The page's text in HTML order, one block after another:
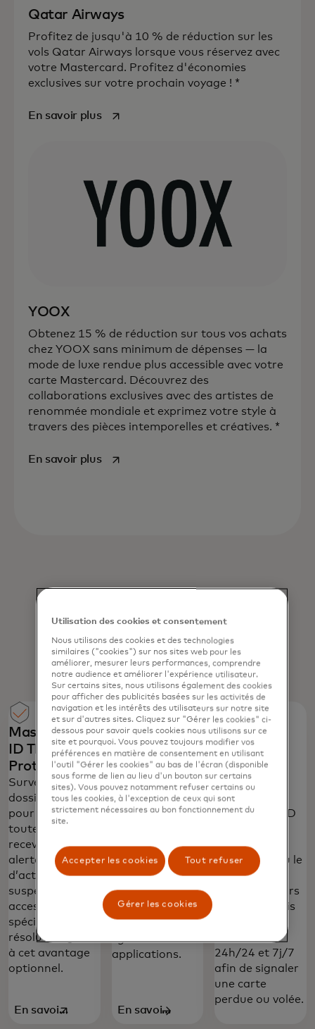
Qatar Airways
Profitez de jusqu'à 10 % de réduction sur les
vols Qatar Airways lorsque vous réservez avec
votre Mastercard. Profitez d'économies
exclusives sur votre prochain voyage ! *
En savoir pluss’ouvre dans un nouvel onglet
YOOX
Obtenez 15 % de réduction sur tous vos achats
chez YOOX sans minimum de dépenses — la
mode de luxe rendue plus accessible avec votre
carte Mastercard. Découvrez des
collaborations exclusives avec des artistes de
renommée mondiale et exprimez votre style à
travers des pièces intemporelles et créatives. *
En savoir pluss’ouvre dans un nouvel onglet
Mastercard
ID Theft
Protection
Surveillez votre
dossier de crédit
pour détecter
toute fraude,
recevez des
alertes en cas
d’activité
suspecte et
access à un
spécialiste en
résolution grâce
à cet avantage
optionnel.
En savoir
Protection où
que vous
fassiez vos
achats
Avec la
protection Zéro
de Mastercard,
vous êtes
protégé contre
les transactions
non autorisées
en magasin, en
ligne et dans les
applications.
En savoir
Services
d'urgence
mondiaux
Appelez le 1-
800-
MASTERCARD
8372) aux
États-Unis ou le
+1-636-722-
7111 en dehors
des États-Unis
24h/24 et 7j/7
afin de signaler
une carte
perdue ou volée.
Utilisation des cookies et consentement
Nous utilisons des cookies et des technologies
similaires ("cookies") sur nos sites web pour les
améliorer, mesurer leurs performances, comprendre
notre audience et améliorer l'expérience utilisateur.
Sur certains sites, nous utilisons également des cookies
pour afficher des publicités basées sur les activités de
navigation et les intérêts des utilisateurs sur notre site
et sur d'autres sites. Cliquez sur "Gérer les cookies" ci-
dessous pour savoir quels cookies nous utilisons sur ce
site et pourquoi. Vous pouvez toujours modifier vos
préférences en matière de consentement en utilisant
l'outil "Gérer les cookies" au bas de l'écran (disponible
sous forme de lien au lieu d'un bouton sur certains
sites). Vous pouvez notamment refuser certains ou
tous les cookies, à l'exception de ceux qui sont
strictement nécessaires au bon fonctionnement du
site.
Accepter les cookies Tout refuser
Gérer les cookies